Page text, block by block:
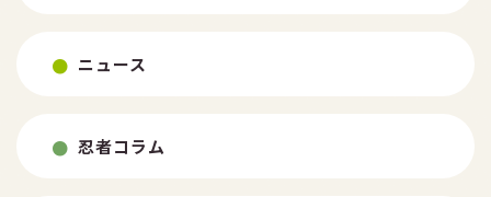
ニュース
忍者コラム